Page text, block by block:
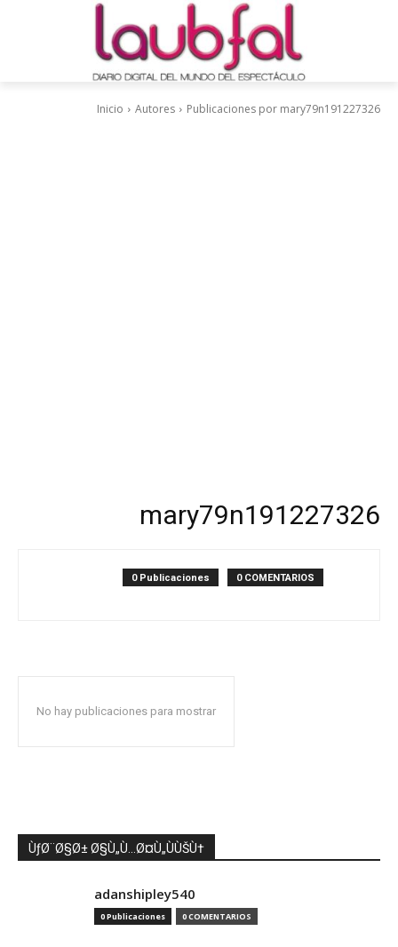
Inicio Autores Publicaciones por mary79n191227326
mary79n191227326
0 Publicaciones 0 COMENTARIOS
No hay publicaciones para mostrar
ÙƒØ¨Ø§Ø± Ø§Ù„Ù…Ø¤Ù„ÙÙŠÙ†
adanshipley540
0 Publicaciones 0 COMENTARIOS